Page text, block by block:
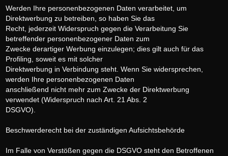
Werden Ihre personenbezogenen Daten verarbeitet, um
Direktwerbung zu betreiben, so haben Sie das
Recht, jederzeit Widerspruch gegen die Verarbeitung Sie
betreffender personenbezogener Daten zum
Zwecke derartiger Werbung einzulegen; dies gilt auch für das
Profiling, soweit es mit solcher
Direktwerbung in Verbindung steht. Wenn Sie widersprechen,
werden Ihre personenbezogenen Daten
anschließend nicht mehr zum Zwecke der Direktwerbung
verwendet (Widerspruch nach Art. 21 Abs. 2
DSGVO).
Beschwerderecht bei der zuständigen Aufsichtsbehörde
Im Falle von Verstößen gegen die DSGVO steht den Betroffenen